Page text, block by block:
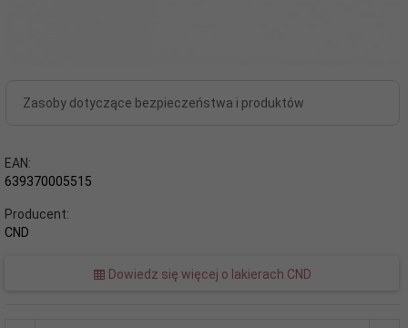
Zasoby dotyczące bezpieczeństwa i produktów
EAN:
639370005515
Producent:
CND
Dowiedz się więcej o lakierach CND